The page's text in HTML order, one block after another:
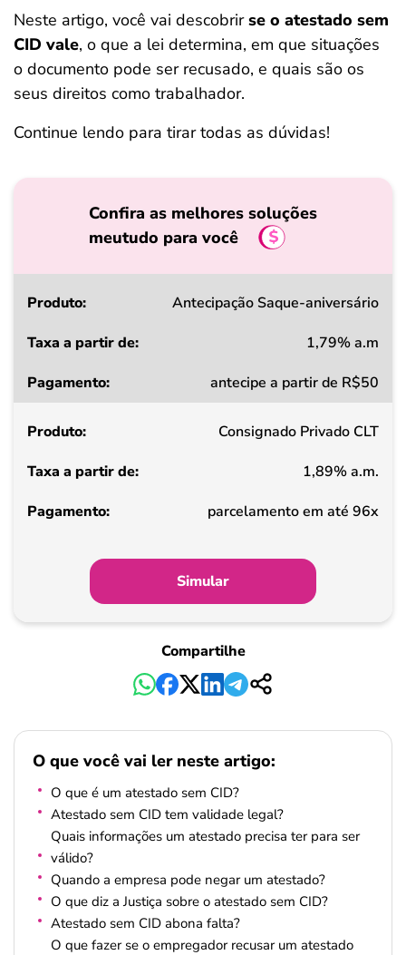
Neste artigo, você vai descobrirse o atestado sem
CID vale, o que a lei determina, em que situações
o documento pode ser recusado, e quais são os
seus direitos como trabalhador.
Continue lendo para tirar todas as dúvidas!
Confira as melhores soluções
meutudo para você
Produto
a
de
Pagamento
Antecipação Saque-aniversário
1,79% a.m
antecipe a partir de R$50
Consignado Privado CLT
1,89% a.m.
parcelamento em até 96x
Simular
Compartilhe
O que você vai ler neste artigo:
O que é um atestado sem CID?
Atestado sem CID tem validade legal?
Quais informações um atestado precisa ter para ser
válido?
Quando a empresa pode negar um atestado?
O que diz a Justiça sobre o atestado sem CID?
Atestado sem CID abona falta?
O que fazer se o empregador recusar um atestado